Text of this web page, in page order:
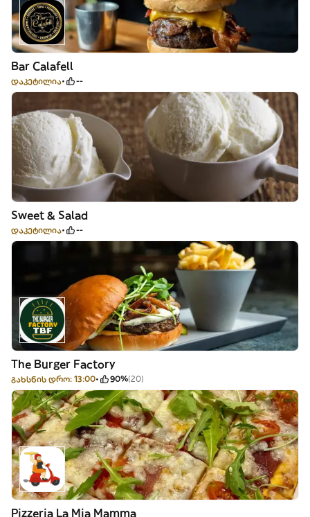
Bar Calafell
დაკეტილია --
Sweet & Salad
დაკეტილია --
The Burger Factory
გახსნის დრო: 13:00 90%(20)
Pizzeria La Mia Mamma